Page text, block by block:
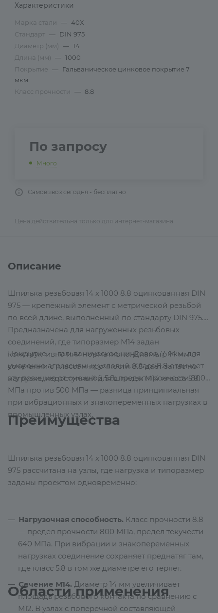
Характеристики
Марка стали — 40Х
Стандарт — DIN 975
Диаметр (мм) — 14
Длина (мм) — 1000
Покрытие — Гальваническое цинковое покрытие 7
мкм
Класс прочности
— 8.8
По запросу
Много
Самовывоз сегодня - бесплатно
Цена действительна только для интернет-магазина
Описание
Шпилька резьбовая 14 х 1000 8.8 оцинкованная DIN
975 — крепёжный элемент с метрической резьбой
по всей длине, выполненный по стандарту DIN 975.
Предназначена для нагруженных резьбовых
соединений, где типоразмер М14 задан
конструктивно или нормативно. Диаметр 14 мм в
сочетании с классом прочности 8.8 даёт запас по
нагрузке, недоступный для шпилек М14 класса 5.8.
Покрытие — гальваническое цинковое, 7 мкм, для
умеренно агрессивных условий. Класс 8.8 отличает
эту позицию от смежной 5.8: предел прочности 800
МПа против 500 МПа — разница принципиальная
при вибрационных и знакопеременных нагрузках в
промышленных узлах.
Преимущества
Шпилька резьбовая 14 х 1000 8.8 оцинкованная DIN
975 рассчитана на узлы, где нагрузка и типоразмер
заданы проектом одновременно:
Нагрузочная способность. Класс прочности 8.8
— предел прочности 800 МПа, предел текучести
640 МПа. При вибрации и знакопеременных
нагрузках соединение сохраняет преднатяг там,
где класс 5.8 в том же диаметре его теряет.
Сечение М14. Диаметр 14 мм увеличивает
площадь резьбового контакта по сравнению с
М12. В узлах с поперечной составляющей
Области применения